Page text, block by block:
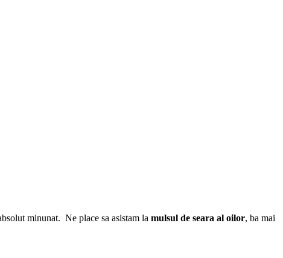
minunat. Ne place sa asistam la mulsul de seara al oilor, ba mai